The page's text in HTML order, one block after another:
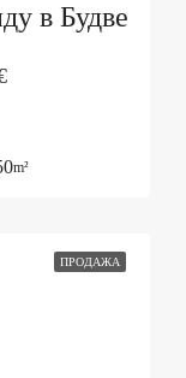
в Будве
m²
ПРОДАЖА